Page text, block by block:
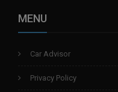
MENU
Car Advisor
Privacy Policy